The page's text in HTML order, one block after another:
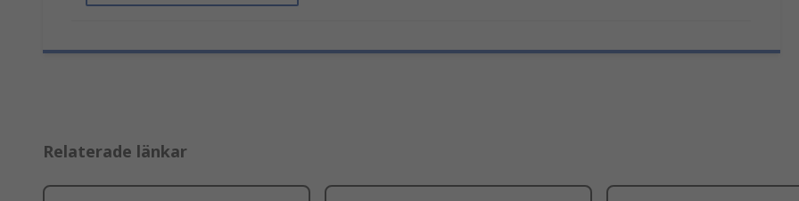
Relaterade länkar